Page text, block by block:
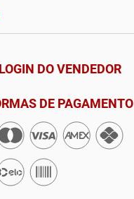
LOGIN DO VENDEDOR
DE PAGAMENTO